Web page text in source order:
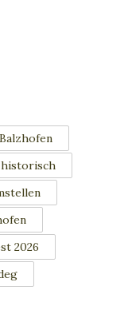
Balzhofen
historisch
2026